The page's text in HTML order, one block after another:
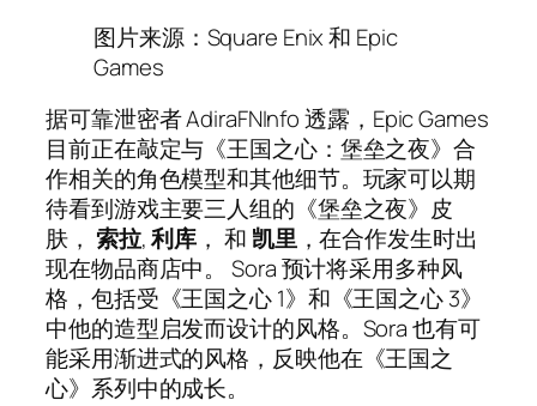
图片来源：Square Enix 和 Epic
Games
据可靠泄密者 AdiraFNInfo 透露，Epic Games
目前正在敲定与《王国之心：堡垒之夜》合
作相关的角色模型和其他细节。玩家可以期
待看到游戏主要三人组的《堡垒之夜》皮
肤， 索拉,利库 ， 和 凯里，在合作发生时出
现在物品商店中。 Sora 预计将采用多种风
格，包括受《王国之心 1》和《王国之心 3》
中他的造型启发而设计的风格。Sora 也有可
能采用渐进式的风格，反映他在《王国之
心》系列中的成长。